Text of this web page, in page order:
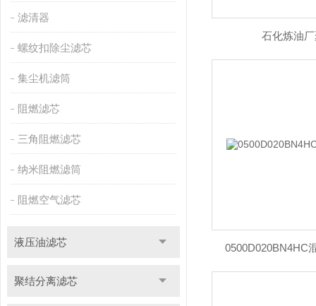
滤清器
螺纹扣除尘滤芯
集尘机滤筒
阻燃滤芯
三角阻燃滤芯
纳米阻燃滤筒
阻燃空气滤芯
液压油滤芯
聚结分离滤芯
石化炼油
0500D020BN4HC